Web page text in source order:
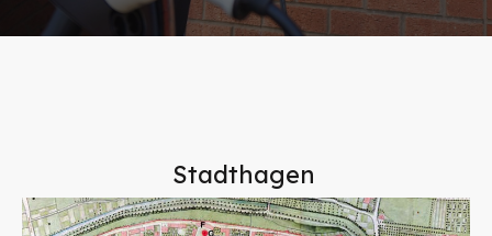
Stadthagen